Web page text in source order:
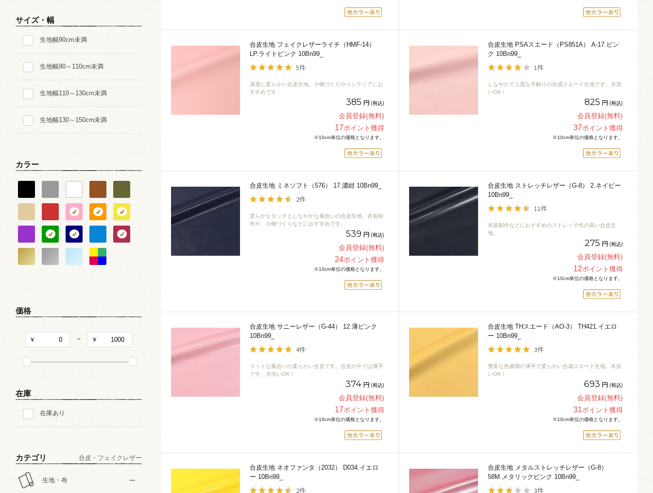
迷彩・アニマルパターン
ダイヤ・スクエア・幾何学
星・月・宇宙
動物・生き物・恐竜柄
スポーツ
食べ物・スイーツ
その他の柄
サイズ・幅
生地幅90cm未満
生地幅90～110cm未満
生地幅110～130cm未満
生地幅130～150cm未満
カラー
価格
~
在庫
在庫あり
カテゴリ 合皮・フェイクレザー
生地・布
合皮生地 フェイクレザーライチ（HMF-14）
LP.ライトピンク 10Bn99_
5件
適度に柔らかい合皮生地。小物づくりやインテリアにお
すすめです。
385 円 (税込)
会員登録(無料)
17ポイント獲得
※10cm単位の価格となります。
合皮生地 PSAスエード（PS851A） A-17.ピン
ク 10Bn99_
1件
しなやかで上質な手触りの合成スエード生地です。水洗
いOK！
825 円 (税込)
会員登録(無料)
37ポイント獲得
※10cm単位の価格となります。
合皮生地 ミネソフト（576） 17.濃紺 10Bn99_
2件
柔らかなタッチとしなやかな風合いの合皮生地。衣装制
作や、小物づくりなどにおすすめです。
539 円 (税込)
会員登録(無料)
24ポイント獲得
※10cm単位の価格となります。
合皮生地 ストレッチレザー（G-8） 2.ネイビー
10Bn99_
11件
衣装制作などにおすすめのストレッチ性の高い合皮生
地。
275 円 (税込)
会員登録(無料)
12ポイント獲得
※10cm単位の価格となります。
合皮生地 サニーレザー（G-44） 12.薄ピンク
10Bn99_
4件
マットな風合いの柔らかい合皮です。合皮の中では薄手
です。水洗いOK！
374 円 (税込)
会員登録(無料)
17ポイント獲得
※10cm単位の価格となります。
合皮生地 THスエード（AO-3） TH421.イエロ
ー 10Bn99_
3件
豊富な色展開の薄手で柔らかい合成スエード生地。水洗
いOK！
693 円 (税込)
会員登録(無料)
31ポイント獲得
※10cm単位の価格となります。
合皮生地 ネオファンタ（2032） D034.イエロ
ー 10Bn99_
2件
合皮生地 メタルストレッチレザー（G-8）
58M.メタリックピンク 10Bn99_
3件